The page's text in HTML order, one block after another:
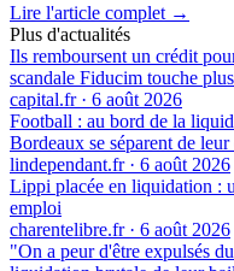
Lire l'article complet →
Plus d'actualités
Ils remboursent un crédit
scandale Fiducim touche
capital.fr· 6 août 2026
Football : au bord de la
Bordeaux se séparent de
lindependant.fr· 6 août 2026
Lippi placée en liquidation :
emploi
charentelibre.fr· 6 août 2026
"On a peur d'être expulsés